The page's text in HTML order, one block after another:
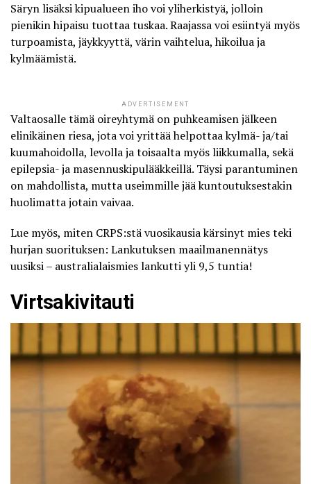
Säryn lisäksi kipualueen iho voi yliherkistyä, jolloin
pienikin hipaisu tuottaa tuskaa. Raajassa voi esiintyä myös
turpoamista, jäykkyyttä, värin vaihtelua, hikoilua ja
kylmäämistä.
ADVERTISEMENT
Valtaosalle tämä oireyhtymä on puhkeamisen jälkeen
elinikäinen riesa, jota voi yrittää helpottaa kylmä- ja/tai
kuumahoidolla, levolla ja toisaalta myös liikkumalla, sekä
epilepsia- ja masennuskipulääkkeillä. Täysi parantuminen
on mahdollista, mutta useimmille jää kuntoutuksestakin
huolimatta jotain vaivaa.
Lue myös, miten CRPS:stä vuosikausia kärsinyt mies teki
hurjan suorituksen: Lankutuksen maailmanennätys
uusiksi – australialaismies lankutti yli 9,5 tuntia!
Virtsakivitauti